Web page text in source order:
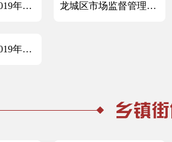
龙城区民政局2019年政务公开年度报告 龙城区市场监督管理局2019年龙城区政府信息公开年度报告
龙城区卫健局2019年度政府信息公开 工作年度报告